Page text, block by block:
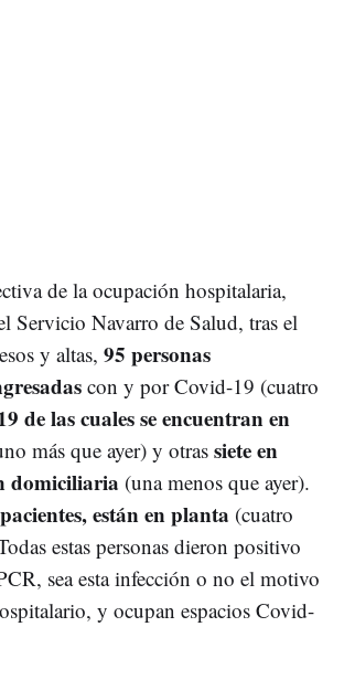
de la ocupación hospitalaria,
Servicio Navarro de Salud, tras el
y altas, 95 personas
con y por Covid-19 (cuatro
de las cuales se encuentran en
más que ayer) y otras siete en
domiciliaria (una menos que ayer).
están en planta (cuatro
estas personas dieron positivo
sea esta infección o no el motivo
y ocupan espacios Covid-